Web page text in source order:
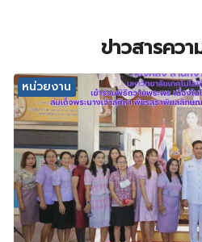
ข่าวสารคว
หน่วยงาน